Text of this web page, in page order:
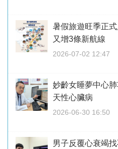
暑假旅遊旺季正
又增3條新航線
2026-07-02 12:47
妙齡女睡夢中心
天性心臟病
2026-06-30 16:50
男子反覆心衰竭